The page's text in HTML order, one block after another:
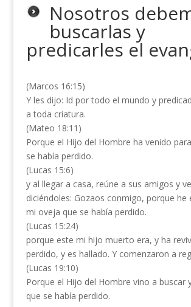
Nosotros
buscarlas y
predicarles el
(Marcos 16:15)
Y les dijo: Id por todo el mundo y
a toda criatura.
(Mateo 18:11)
Porque el Hijo del Hombre ha venido
se había perdido.
(Lucas 15:6)
y al llegar a casa, reúne a sus amigos y
diciéndoles: Gozaos conmigo, porque he
mi oveja que se había perdido.
(Lucas 15:24)
porque este mi hijo muerto era, y ha
perdido, y es hallado. Y comenzaron a
(Lucas 19:10)
Porque el Hijo del Hombre vino a buscar
que se había perdido.